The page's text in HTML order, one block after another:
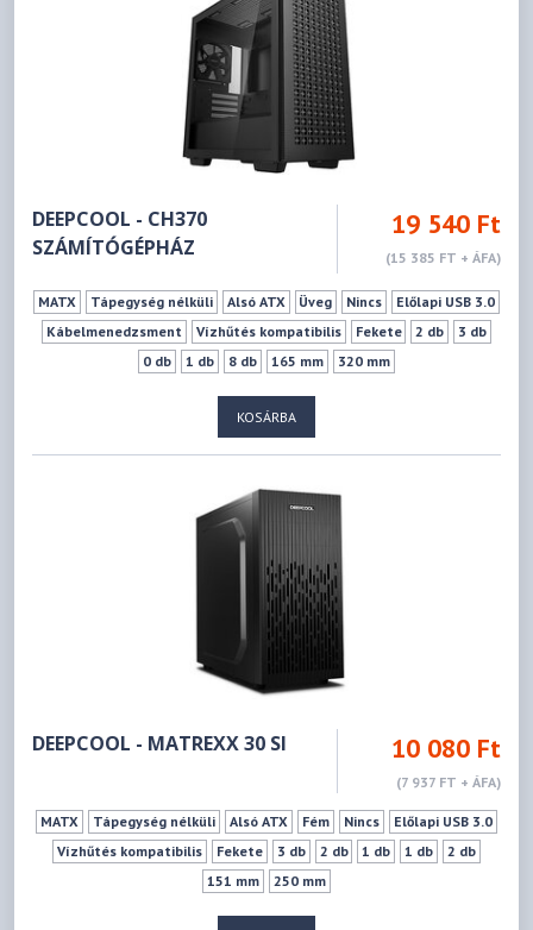
DEEPCOOL - CH370
SZÁMÍTÓGÉPHÁZ
19 540 Ft
(15 385 FT + ÁFA)
MATX Tápegység nélküli Alsó ATX Üveg Nincs
Előlapi USB 3.0
Kábelmenedzsment
Vízhűtés kompatibilis Fekete 2 db
3 db
0 db
1 db 8 db 165 mm 320 mm
KOSÁRBA
DEEPCOOL - MATREXX 30 SI 10 080 Ft
(7 937 FT + ÁFA)
MATX Tápegység nélküli Alsó ATX Fém Nincs
Előlapi USB 3.0
Vízhűtés kompatibilis
Fekete 3 db 2 db 1 db 1 db
2 db
151 mm
250 mm